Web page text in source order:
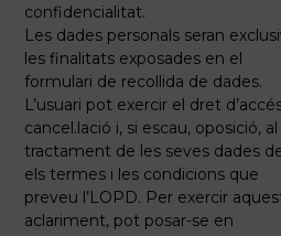
confidencialitat.
Les dades personals seran
les finalitats exposades en el
formulari de recollida de dades.
L’usuari pot exercir el dret
cancel.lació i, si escau, oposició, al
tractament de les seves dades
els termes i les condicions que
preveu l’LOPD. Per exercir
aclariment, pot posar-se en